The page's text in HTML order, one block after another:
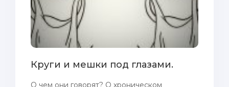
Круги и мешки под глазами.
О чем они говорят? О хроническом